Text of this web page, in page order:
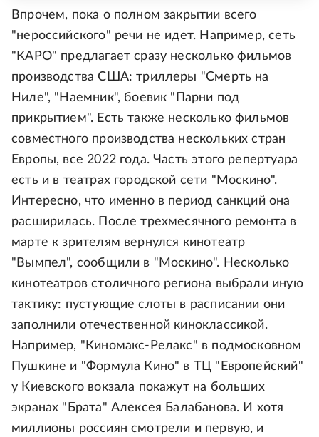
Впрочем, пока о полном закрытии всего
"нероссийского" речи не идет. Например, сеть
"КАРО" предлагает сразу несколько фильмов
производства США: триллеры "Смерть на
Ниле", "Наемник", боевик "Парни под
прикрытием". Есть также несколько фильмов
совместного производства нескольких стран
Европы, все 2022 года. Часть этого репертуара
есть и в театрах городской сети "Москино".
Интересно, что именно в период санкций она
расширилась. После трехмесячного ремонта в
марте к зрителям вернулся кинотеатр
"Вымпел", сообщили в "Москино". Несколько
кинотеатров столичного региона выбрали иную
тактику: пустующие слоты в расписании они
заполнили отечественной киноклассикой.
Например, "Киномакс-Релакс" в подмосковном
Пушкине и "Формула Кино" в ТЦ "Европейский"
у Киевского вокзала покажут на больших
экранах "Брата" Алексея Балабанова. И хотя
миллионы россиян смотрели и первую, и